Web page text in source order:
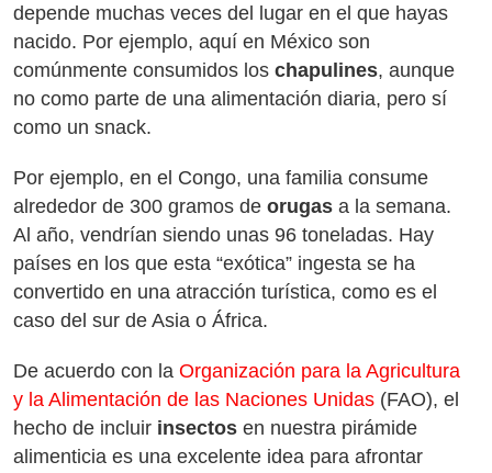
depende muchas veces del lugar en el que hayas
nacido. Por ejemplo, aquí en México son
comúnmente consumidos los chapulines, aunque
no como parte de una alimentación diaria, pero sí
como un snack.
Por ejemplo, en el Congo, una familia consume
alrededor de 300 gramos de orugas a la semana.
Al año, vendrían siendo unas 96 toneladas. Hay
países en los que esta “exótica” ingesta se ha
convertido en una atracción turística, como es el
caso del sur de Asia o África.
De acuerdo con la Organización para la Agricultura
y la Alimentación de las Naciones Unidas (FAO), el
hecho de incluir insectos en nuestra pirámide
alimenticia es una excelente idea para afrontar